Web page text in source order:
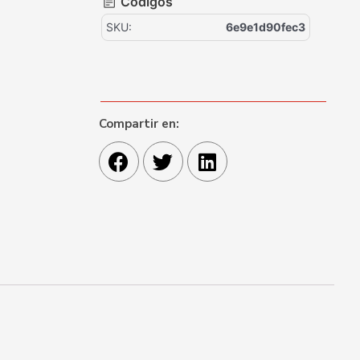
SKU: 6e9e1d90fec3
Compartir en: